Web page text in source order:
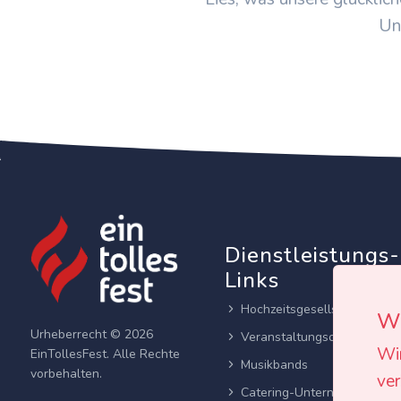
Urheberrecht © 2026
EinTollesFest. Alle Rechte
vorbehalten.
Dienstleistungs-
Links
Hochzeitsgesellschaften
Veranstaltungsortes
Musikbands
Catering-Unternehmen